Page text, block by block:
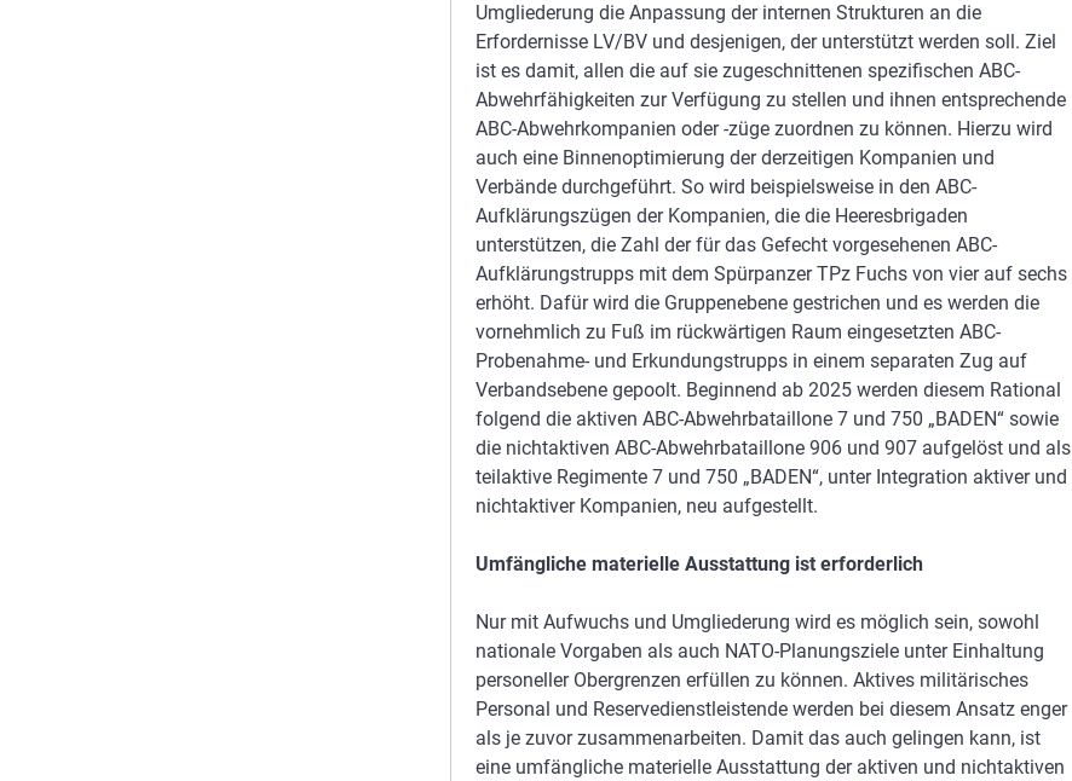
Umgliederung die Anpassung der internen Strukturen an die
Erfordernisse LV/BV und desjenigen, der unterstützt werden soll. Ziel
ist es damit, allen die auf sie zugeschnittenen spezifischen ABC-
Abwehrfähigkeiten zur Verfügung zu stellen und ihnen entsprechende
ABC-Abwehrkompanien oder -züge zuordnen zu können. Hierzu wird
auch eine Binnenoptimierung der derzeitigen Kompanien und
Verbände durchgeführt. So wird beispielsweise in den ABC-
Aufklärungszügen der Kompanien, die die Heeresbrigaden
unterstützen, die Zahl der für das Gefecht vorgesehenen ABC-
Aufklärungstrupps mit dem Spürpanzer TPz Fuchs von vier auf sechs
erhöht. Dafür wird die Gruppenebene gestrichen und es werden die
vornehmlich zu Fuß im rückwärtigen Raum eingesetzten ABC-
Probenahme- und Erkundungstrupps in einem separaten Zug auf
Verbandsebene gepoolt. Beginnend ab 2025 werden diesem Rational
folgend die aktiven ABC-Abwehrbataillone 7 und 750 „BADEN“ sowie
die nichtaktiven ABC-Abwehrbataillone 906 und 907 aufgelöst und als
teilaktive Regimente 7 und 750 „BADEN“, unter Integration aktiver und
nichtaktiver Kompanien, neu aufgestellt.
Umfängliche materielle Ausstattung ist erforderlich
Nur mit Aufwuchs und Umgliederung wird es möglich sein, sowohl
nationale Vorgaben als auch NATO-Planungsziele unter Einhaltung
personeller Obergrenzen erfüllen zu können. Aktives militärisches
Personal und Reservedienstleistende werden bei diesem Ansatz enger
als je zuvor zusammenarbeiten. Damit das auch gelingen kann, ist
eine umfängliche materielle Ausstattung der aktiven und nichtaktiven